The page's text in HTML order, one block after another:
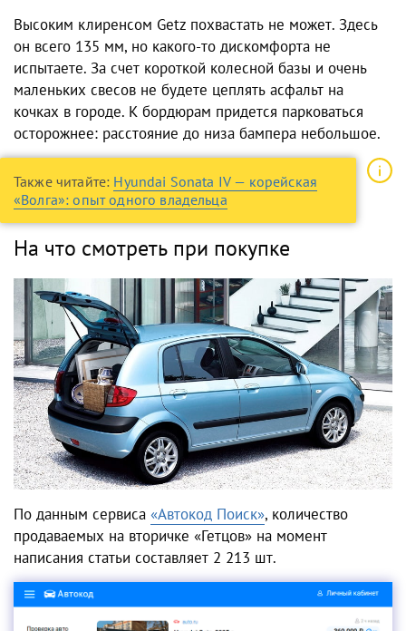
Высоким клиренсом Getz похвастать не может. Здесь
он всего 135 мм, но какого-то дискомфорта не
испытаете. За счет короткой колесной базы и очень
маленьких свесов не будете цеплять асфальт на
кочках в городе. К бордюрам придется парковаться
осторожнее: расстояние до низа бампера небольшое.
Также читайте: Hyundai Sonata IV — корейская
«Волга»: опыт одного владельца
На что смотреть при покупке
По данным сервиса «Автокод Поиск», количество
продаваемых на вторичке «Гетцов» на момент
написания статьи составляет 2 213 шт.